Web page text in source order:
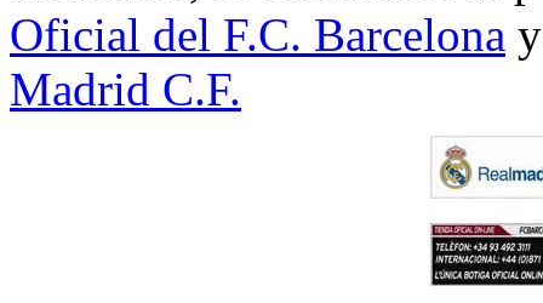
Oficial del F.C. Barcelona
Madrid C.F.